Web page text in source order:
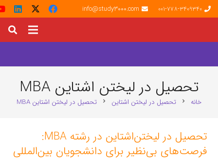
001-778-3409340
info@study3000.com
تحصیل در لیختن‌ اشتاین MBA
خانه chevron_right تحصیل در لیختن‌ اشتاین chevron_right تحصیل در لیختن‌ اشتاین MBA
تحصیل در لیختن‌اشتاین در رشته MBA:
فرصت‌های بی‌نظیر برای دانشجویان بین‌المللی